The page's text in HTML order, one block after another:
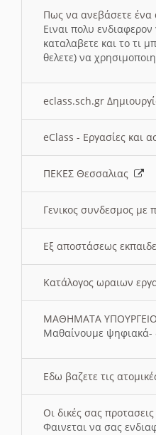
Πως να ανεβάσετε ένα
Ειναι πολυ
καταλαβετε και το τι
θελετε) να
eclass.sch.gr
eClass - Εργασίες και
ΠΕΚΕΣ Θεσσαλιας
Γενικος συνδεσμος με
Εξ αποστάσεως
Κατάλογος ωραιων
ΜΑΘΗΜΑΤΑ
Μαθαίνουμε ψηφιακά-
Εδω βαζετε τις
Οι δικές σας
Φαινεται να σας